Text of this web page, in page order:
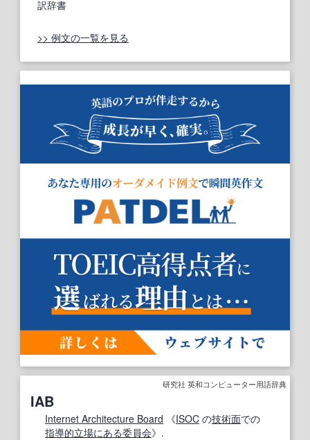
訳辞書
>> 例文の一覧を見る
研究社 英和コンピューター用語辞典
IAB
Internet Architecture Board 《ISOC の技術面での
指導的立場にある委員会》.